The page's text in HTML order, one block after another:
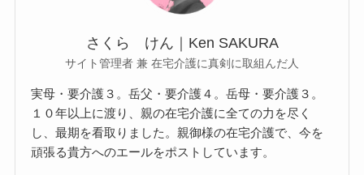
さくら けん｜Ken SAKURA
サイト管理者 兼 在宅介護に真剣に取組んだ人
実母・要介護３。岳父・要介護４。岳母・要介護３。
１０年以上に渡り、親の在宅介護に全ての力を尽く
し、最期を看取りました。親御様の在宅介護で、今を
頑張る貴方へのエールをポストしています。